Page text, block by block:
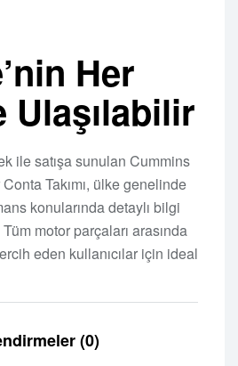
Her
Ulaşılabilir
ile satışa sunulan Cummins
Takımı, ülke genelinde
konularında detaylı bilgi
Tüm motor parçaları arasında
eden kullanıcılar için ideal
(0)